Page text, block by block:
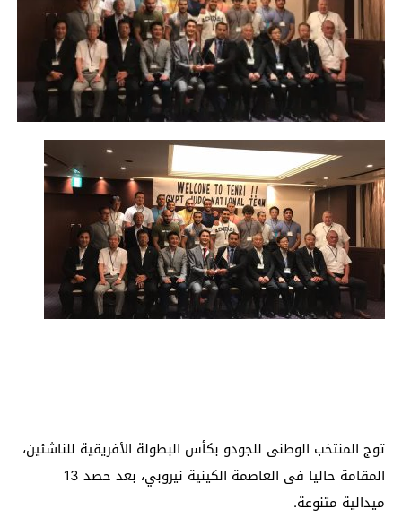
توج المنتخب الوطنى للجودو بكأس البطولة الأفريقية للناشئين،
المقامة حاليا فى العاصمة الكينية نيروبي، بعد حصد 13
ميدالية متنوعة.